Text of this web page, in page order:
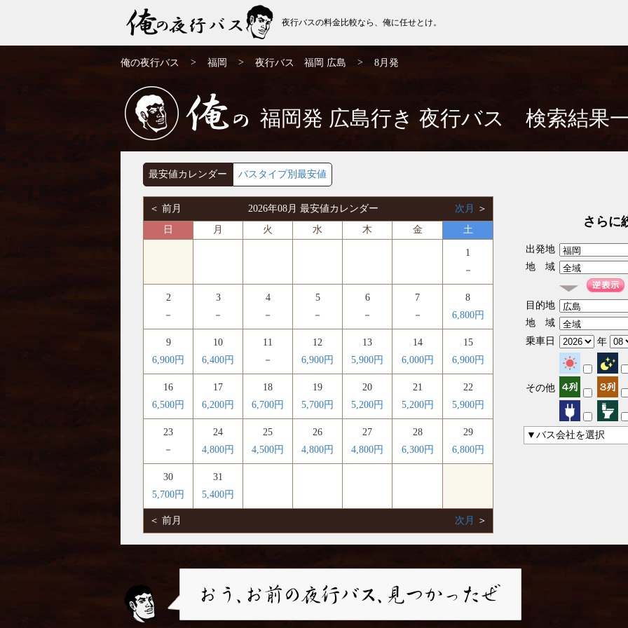
| 俺の夜行バス
夜行バスの料金比較なら、俺に任せとけ。
俺の夜行バス > 福岡 > 夜行バス 福岡 広島 > 8月発
俺の
福岡発 広島行き 夜行バス 検索結果
最安値カレンダー バスタイプ別最安値
＜ 前月 2026年08月 最安値カレンダー 次月
＞
日
月 火 水 木 金 土
1
－
2
－
3
－
4
－
5
－
6
－
7
－
8
6,800円
9
6,900円
10
6,400円
11
－
12
6,900円
13
5,900円
14
6,000円
15
6,900円
16
6,500円
17
6,200円
18
6,700円
19
5,700円
20
5,200円
21
5,200円
22
5,900円
23
－
24
4,800円
25
4,500円
26
4,800円
27
4,800円
28
6,300円
29
6,800円
30
5,700円
31
5,400円
＜ 前月 次月 ＞
さらに
出発地
地 域
目的地
地 域
乗車日
年
その他
▼バス会社を選択